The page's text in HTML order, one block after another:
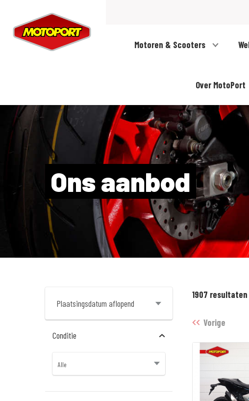
Motoren & Scooters
Over MotoPort
Ons aanbod
Conditie
1907
Vorige